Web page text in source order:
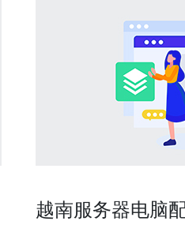
越南服务器电脑